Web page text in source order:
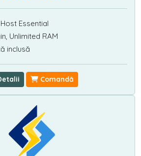
Essential
Unlimited RAM
inclusă
Comandă